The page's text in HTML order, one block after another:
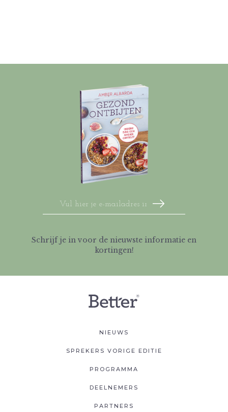
Schrijf je in voor de nieuwste informatie en
kortingen!
NIEUWS
SPREKERS VORIGE EDITIE
PROGRAMMA
DEELNEMERS
PARTNERS